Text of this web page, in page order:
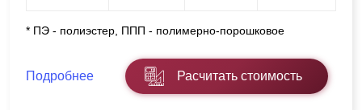
* ПЭ - полиэстер, ППП - полимерно-порошковое
Подробнее Расчитать стоимость